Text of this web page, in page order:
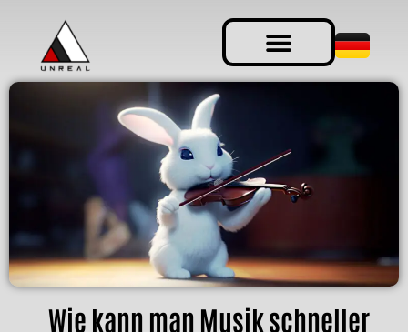
Wie kann man Musik schneller